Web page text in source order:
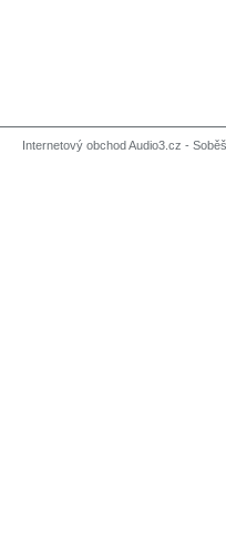
Internetový obchod Audio3.cz -